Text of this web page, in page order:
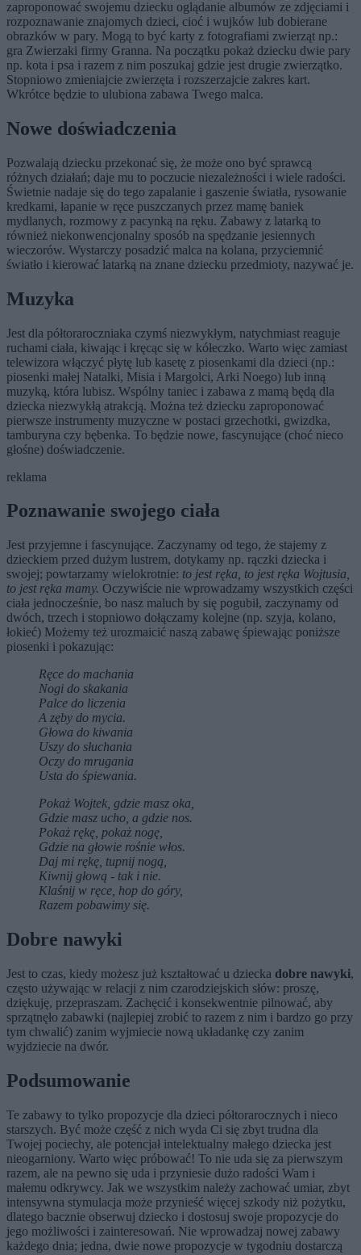
zaproponować swojemu dziecku oglądanie albumów ze zdjęciami i
rozpoznawanie znajomych dzieci, cioć i wujków lub dobierane
obrazków w pary. Mogą to być karty z fotografiami zwierząt np.:
gra Zwierzaki firmy Granna. Na początku pokaż dziecku dwie pary
np. kota i psa i razem z nim poszukaj gdzie jest drugie zwierzątko.
Stopniowo zmieniajcie zwierzęta i rozszerzajcie zakres kart.
Wkrótce będzie to ulubiona zabawa Twego malca.
Nowe doświadczenia
Pozwalają dziecku przekonać się, że może ono być sprawcą
różnych działań; daje mu to poczucie niezależności i wiele radości.
Świetnie nadaje się do tego zapalanie i gaszenie światła, rysowanie
kredkami, łapanie w ręce puszczanych przez mamę baniek
mydlanych, rozmowy z pacynką na ręku. Zabawy z latarką to
również niekonwencjonalny sposób na spędzanie jesiennych
wieczorów. Wystarczy posadzić malca na kolana, przyciemnić
światło i kierować latarką na znane dziecku przedmioty, nazywać je.
Muzyka
Jest dla półtoraroczniaka czymś niezwykłym, natychmiast reaguje
ruchami ciała, kiwając i kręcąc się w kółeczko. Warto więc zamiast
telewizora włączyć płytę lub kasetę z piosenkami dla dzieci (np.:
piosenki małej Natalki, Misia i Margolci, Arki Noego) lub inną
muzyką, która lubisz. Wspólny taniec i zabawa z mamą będą dla
dziecka niezwykłą atrakcją. Można też dziecku zaproponować
pierwsze instrumenty muzyczne w postaci grzechotki, gwizdka,
tamburyna czy bębenka. To będzie nowe, fascynujące (choć nieco
głośne) doświadczenie.
reklama
Poznawanie swojego ciała
Jest przyjemne i fascynujące. Zaczynamy od tego, że stajemy z
dzieckiem przed dużym lustrem, dotykamy np. rączki dziecka i
swojej; powtarzamy wielokrotnie: to jest ręka, to jest ręka Wojtusia,
to jest ręka mamy. Oczywiście nie wprowadzamy wszystkich części
ciała jednocześnie, bo nasz maluch by się pogubił, zaczynamy od
dwóch, trzech i stopniowo dołączamy kolejne (np. szyja, kolano,
łokieć) Możemy też urozmaicić naszą zabawę śpiewając poniższe
piosenki i pokazując:
Ręce do machania
Nogi do skakania
Palce do liczenia
A zęby do mycia.
Głowa do kiwania
Uszy do słuchania
Oczy do mrugania
Usta do śpiewania.
Pokaż Wojtek, gdzie masz oka,
Gdzie masz ucho, a gdzie nos.
Pokaż rękę, pokaż nogę,
Gdzie na głowie rośnie włos.
Daj mi rękę, tupnij nogą,
Kiwnij głową - tak i nie.
Klaśnij w ręce, hop do góry,
Razem pobawimy się.
Dobre nawyki
Jest to czas, kiedy możesz już kształtować u dziecka dobre nawyki,
często używając w relacji z nim czarodziejskich słów: proszę,
dziękuję, przepraszam. Zachęcić i konsekwentnie pilnować, aby
sprzątnęło zabawki (najlepiej zrobić to razem z nim i bardzo go przy
tym chwalić) zanim wyjmiecie nową układankę czy zanim
wyjdziecie na dwór.
Podsumowanie
Te zabawy to tylko propozycje dla dzieci półtorarocznych i nieco
starszych. Być może część z nich wyda Ci się zbyt trudna dla
Twojej pociechy, ale potencjał intelektualny małego dziecka jest
nieogarniony. Warto więc próbować! To nie uda się za pierwszym
razem, ale na pewno się uda i przyniesie dużo radości Wam i
małemu odkrywcy. Jak we wszystkim należy zachować umiar, zbyt
intensywna stymulacja może przynieść więcej szkody niż pożytku,
dlatego bacznie obserwuj dziecko i dostosuj swoje propozycje do
jego możliwości i zainteresowań. Nie wprowadzaj nowej zabawy
każdego dnia; jedna, dwie nowe propozycje w tygodniu dostarczą